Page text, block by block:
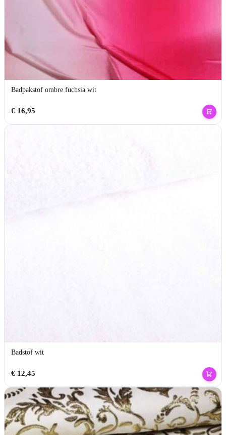
Badpakstof ombre fuchsia wit
€16,95
Badstof wit
€12,45